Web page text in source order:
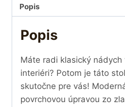
Popis
Popis
Máte radi klasický nádych
interiéri? Potom je táto
skutočne pre vás!
povrchovou úpravou zo